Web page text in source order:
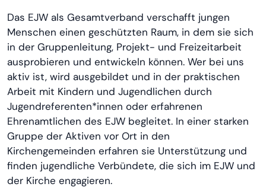
Das EJW als Gesamtverband verschafft jungen
Menschen einen geschützten Raum, in dem sie sich
in der Gruppenleitung, Projekt- und Freizeitarbeit
ausprobieren und entwickeln können. Wer bei uns
aktiv ist, wird ausgebildet und in der praktischen
Arbeit mit Kindern und Jugendlichen durch
Jugendreferenten*innen oder erfahrenen
Ehrenamtlichen des EJW begleitet. In einer starken
Gruppe der Aktiven vor Ort in den
Kirchengemeinden erfahren sie Unterstützung und
finden jugendliche Verbündete, die sich im EJW und
der Kirche engagieren.